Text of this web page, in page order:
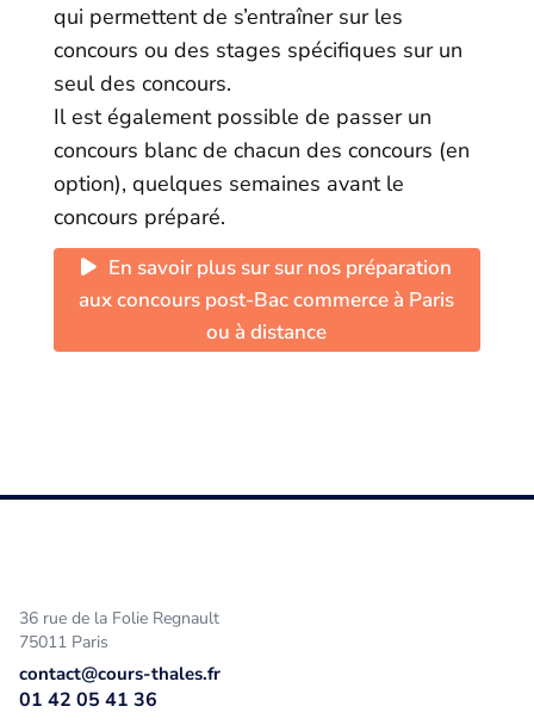
qui permettent de s’entraîner sur les
concours ou des stages spécifiques sur un
seul des concours.
Il est également possible de passer un
concours blanc de chacun des concours (en
option), quelques semaines avant le
concours préparé.
En savoir plus sur sur nos préparation
aux concours post-Bac commerce à Paris
ou à distance
36 rue de la Folie Regnault
75011 Paris
contact@cours-thales.fr
01 42 05 41 36